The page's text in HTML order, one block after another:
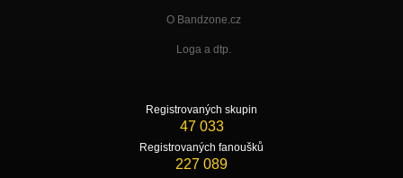
O Bandzone.cz
Loga a dtp.
Registrovaných skupin
47 033
Registrovaných fanoušků
227 089